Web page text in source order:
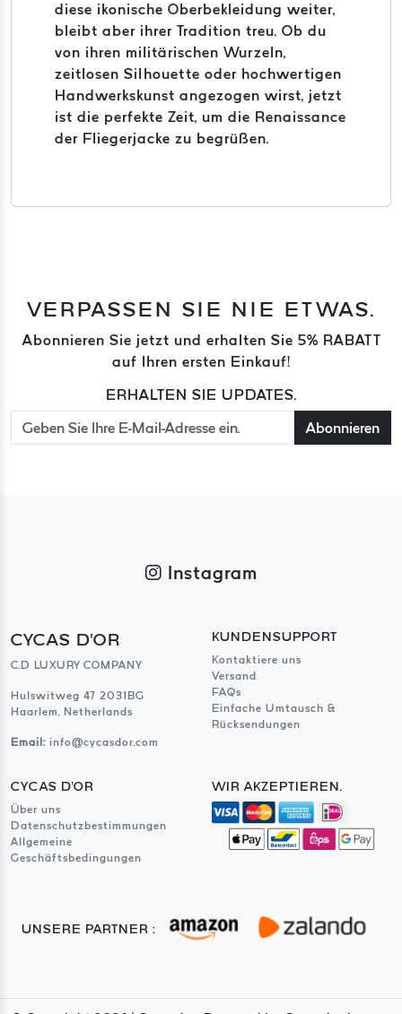
diese ikonische Oberbekleidung weiter,
bleibt aber ihrer Tradition treu. Ob du
von ihren militärischen Wurzeln,
zeitlosen Silhouette oder hochwertigen
Handwerkskunst angezogen wirst, jetzt
ist die perfekte Zeit, um die Renaissance
der Fliegerjacke zu begrüßen.
VERPASSEN SIE NIE ETWAS.
Abonnieren Sie jetzt und erhalten Sie 5% RABATT
auf Ihren ersten Einkauf!
ERHALTEN SIE UPDATES.
Abonnieren
Instagram
CYCAS D'OR
C.D LUXURY COMPANY
Hulswitweg 47 2031BG
Haarlem, Netherlands
Email: info@cycasdor.com
KUNDENSUPPORT
Kontaktiere uns
Versand
FAQs
Einfache Umtausch &
Rücksendungen
CYCAS D'OR
Über uns
Datenschutzbestimmungen
Allgemeine
Geschäftsbedingungen
WIR AKZEPTIEREN.
UNSERE PARTNER :